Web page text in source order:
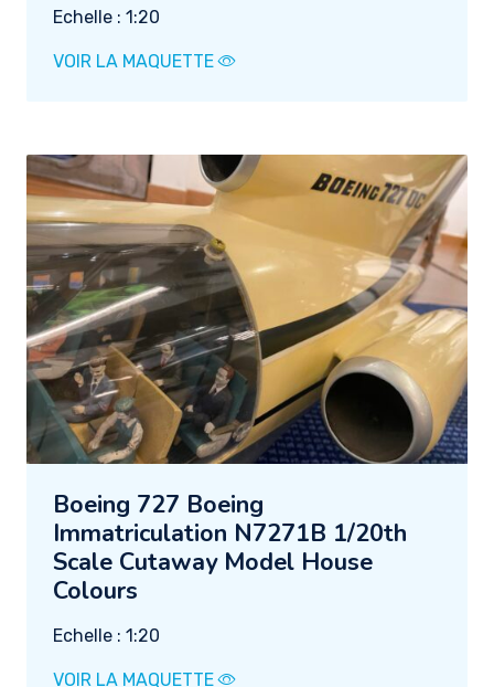
Echelle : 1:20
VOIR LA MAQUETTE
Boeing 727 Boeing
Immatriculation N7271B 1/20th
Scale Cutaway Model House
Colours
Echelle : 1:20
VOIR LA MAQUETTE